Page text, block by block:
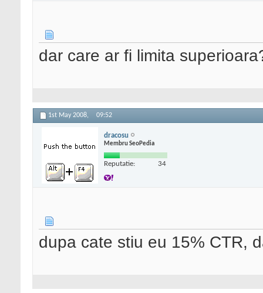
dar care ar fi limita
1st May 2008, 09:52
dracosu
Membru SeoPedia
Reputatie: 34
dupa cate stiu eu 15% CTR,